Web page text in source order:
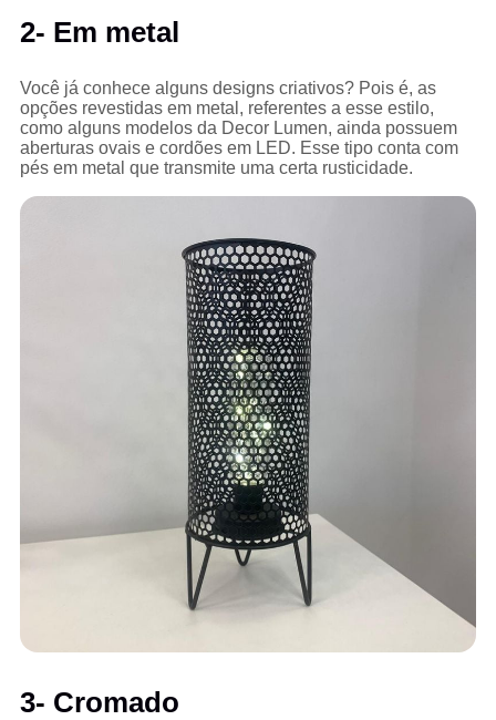
2- Em metal
Você já conhece alguns designs criativos? Pois é, as
opções revestidas em metal, referentes a esse estilo,
como alguns modelos da Decor Lumen, ainda possuem
aberturas ovais e cordões em LED. Esse tipo conta com
pés em metal que transmite uma certa rusticidade.
3- Cromado